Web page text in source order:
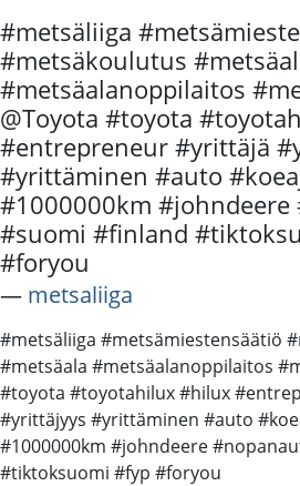
#metsäliiga
#metsäkoulutus
#metsäalanoppilaitos
@Toyota #toyota
#entrepreneur #yrittäjä
#yrittäminen #auto
#1000000km #johndeere
#suomi #finland
#foryou
― metsaliiga
#metsäliiga #metsämiestensäätiö
#metsäala #metsäalanoppilaitos
#toyota #toyotahilux #hilux
#yrittäjyys #yrittäminen #auto
#1000000km #johndeere
#tiktoksuomi #fyp #foryou